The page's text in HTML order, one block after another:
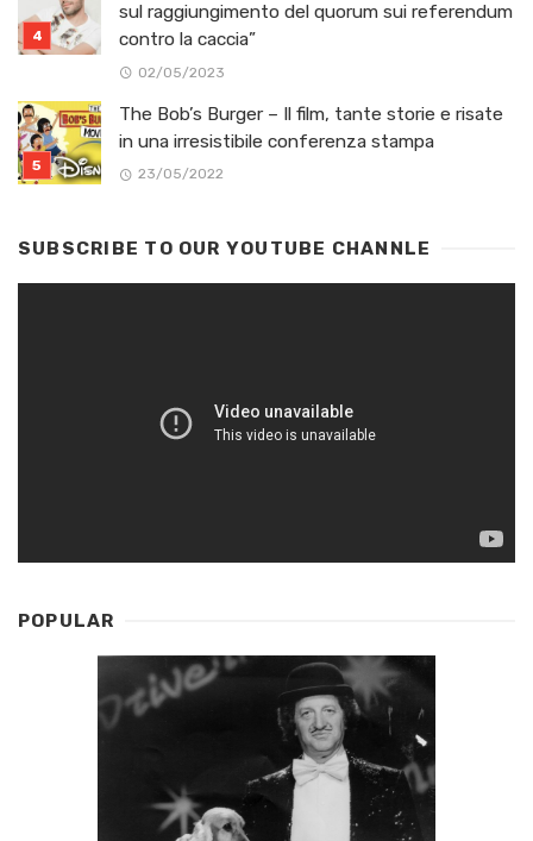
sul raggiungimento del quorum sui referendum
contro la caccia”
02/05/2023
The Bob’s Burger – Il film, tante storie e risate
in una irresistibile conferenza stampa
23/05/2022
SUBSCRIBE TO OUR YOUTUBE CHANNLE
POPULAR